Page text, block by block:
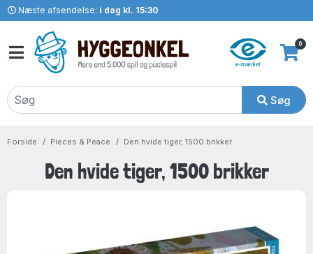
Næste afsendelse: i dag kl. 15:30
Søg
0
Forside Pieces & Peace Den hvide tiger, 1500 brikker
Den hvide tiger, 1500 brikker